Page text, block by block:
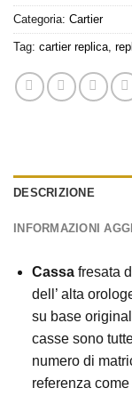
Categoria: Cartier
Tag: cartier replica,
DESCRIZIONE
INFORMAZIONI
Cassa fresata
dell’ alta
su base
casse sono
numero di
referenza